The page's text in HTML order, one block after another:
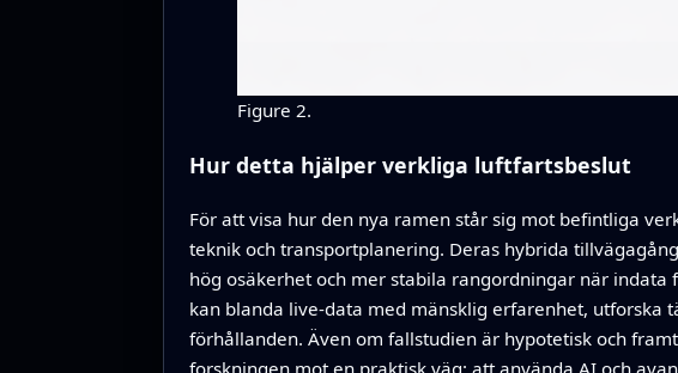
Figure 2.
Hur detta hjälper verkliga luftfartsbeslut
För att visa hur den nya ramen står sig mot befintliga
teknik och transportplanering. Deras hybrida
hög osäkerhet och mer stabila rangordningar när
kan blanda live-data med mänsklig erfarenhet,
förhållanden. Även om fallstudien är hypotetisk och
forskningen mot en praktisk väg: att använda AI och